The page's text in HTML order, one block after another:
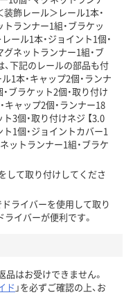
飾レール＞レール1本・
トランナー1組・ブラケッ
ール1本・ジョイント1個・
グネットランナー1組・ブ
下記のレールの部品も付
1本・キャップ2個・ランナ
ブラケット2個・取り付け
キャップ2個・ランナー18
3個・取り付けネジ 【3.0
1個・ジョイントカバー1
ットランナー1組・ブラケ
して取り付けしてくださ
ライバーを使用して取り
イバーが便利です。
品はお受けできません。
ド 」を必ずご確認の上、お